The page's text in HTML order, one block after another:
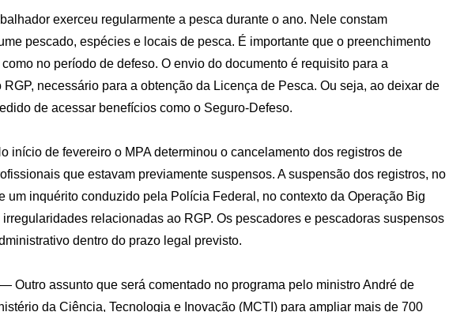
exerceu regularmente a pesca durante o ano. Nele constam
pescado, espécies e locais de pesca. É importante que o preenchimento
no período de defeso. O envio do documento é requisito para a
necessário para a obtenção da Licença de Pesca. Ou seja, ao deixar de
de acessar benefícios como o Seguro-Defeso.
início de fevereiro o MPA determinou o cancelamento dos registros de
que estavam previamente suspensos. A suspensão dos registros, no
um inquérito conduzido pela Polícia Federal, no contexto da Operação Big
relacionadas ao RGP. Os pescadores e pescadoras suspensos
dentro do prazo legal previsto.
— Outro assunto que será comentado no programa pelo ministro André de
da Ciência, Tecnologia e Inovação (MCTI) para ampliar mais de 700